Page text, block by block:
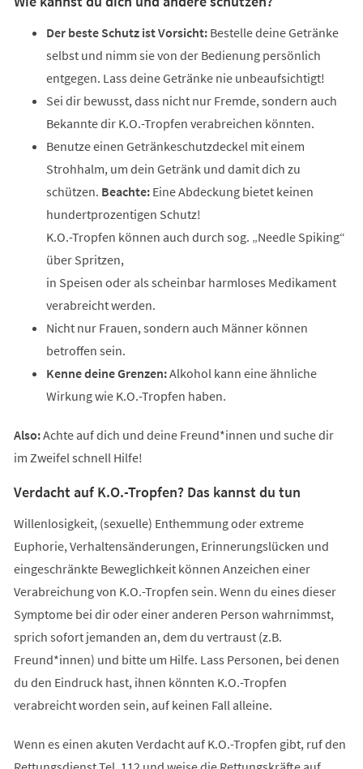
Der beste Schutz ist Vorsicht:Bestelle deine Getränke
selbst und nimm sie von der Bedienung persönlich
entgegen. Lass deine Getränke nie unbeaufsichtigt!
Sei dir bewusst, dass nicht nur Fremde, sondern auch
Bekannte dir K.O.-Tropfen verabreichen könnten.
Benutze einen Getränkeschutzdeckel mit einem
Strohhalm, um dein Getränk und damit dich zu
schützen. Beachte:Eine Abdeckung bietet keinen
hundertprozentigen Schutz!
K.O.-Tropfen können auch durch sog. „Needle Spiking“
über Spritzen,
in Speisen oder als scheinbar harmloses Medikament
verabreicht werden.
Nicht nur Frauen, sondern auch Männer können
betroffen sein.
Kenne deine Grenzen:Alkohol kann eine ähnliche
Wirkung wie K.O.-Tropfen haben.
Also:Achte auf dich und deine Freund*innen und suche dir
im Zweifel schnell Hilfe!
Verdacht auf K.O.-Tropfen? Das kannst du tun
Willenlosigkeit, (sexuelle) Enthemmung oder extreme
Euphorie, Verhaltensänderungen, Erinnerungslücken und
eingeschränkte Beweglichkeit können Anzeichen einer
Verabreichung von K.O.-Tropfen sein. Wenn du eines dieser
Symptome bei dir oder einer anderen Person wahrnimmst,
sprich sofort jemanden an, dem du vertraust (z.B.
Freund*innen) und bitte um Hilfe. Lass Personen, bei denen
du den Eindruck hast, ihnen könnten K.O.-Tropfen
verabreicht worden sein, auf keinen Fall alleine.
Wenn es einen akuten Verdacht auf K.O.-Tropfen gibt, ruf den